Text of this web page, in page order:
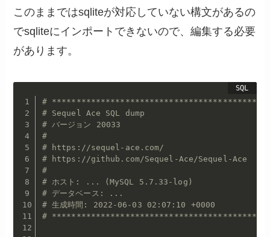
このままではsqliteが対応していない構文があるの
でsqliteにインポートできないので、編集する必要
があります。
#
# Sequel Ace SQL dump
# バージョン 20033
#
# https://sequel-ace.com/
# https://github.com/Sequel-Ace/Sequel-Ace
#
# ホスト: ... (MySQL 5.7.33-log)
# データベース: ...
# 生成時間: 2022-06-03 02:07:10 +0000
#